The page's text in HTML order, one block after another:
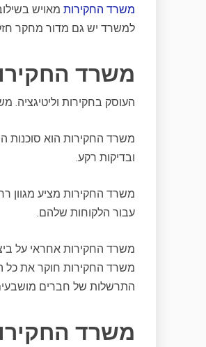
משרד החקירות מאויש
למשרד יש גם מדור מחקר
משרד
העוסק בחקירות וליטיגציה.
משרד החקירות הוא סוכנות
ובדיקות רקע.
משרד החקירות מציע מגוון
עבור הלקוחות שלהם.
משרד החקירות אחראי על
משרד החקירות חוקר את כל
התרשלות של חברים
משרד